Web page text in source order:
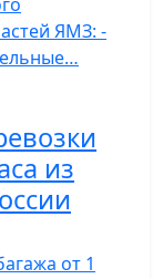
ЯМЗ: -
из
от 1